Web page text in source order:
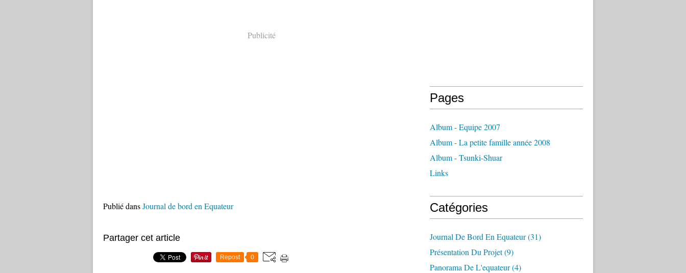
Publicité
Publié dansJournal de bord en Equateur
Partager cet article
Repost 0
Pages
Album - Equipe 2007
Album - La petite famille année 2008
Album - Tsunki-Shuar
Links
Catégories
Journal De Bord En Equateur(31)
Présentation Du Projet(9)
Panorama De L'equateur(4)